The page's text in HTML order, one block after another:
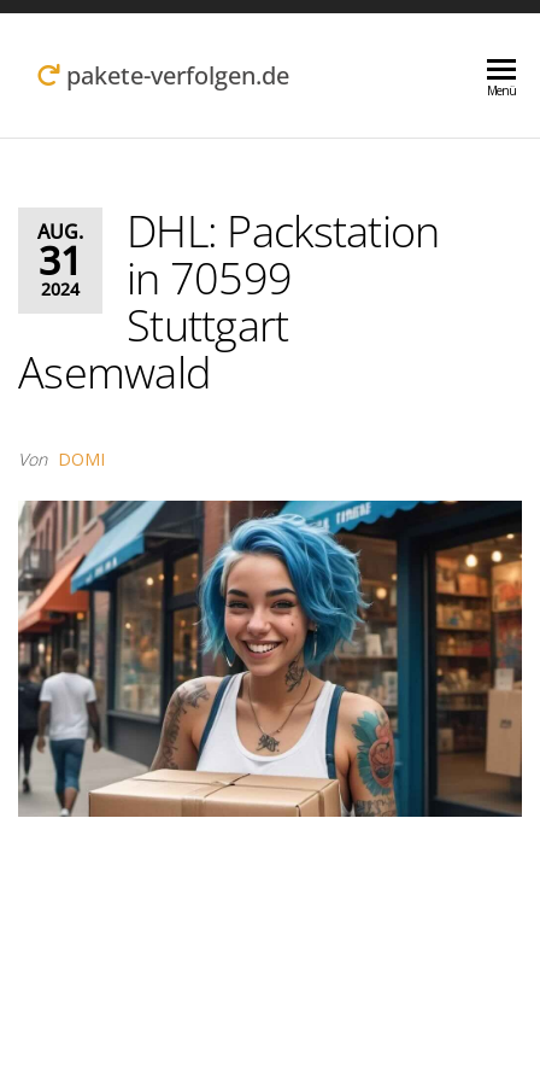
Zum
Inhalt pakete-verfolgen.de Menü
AUG.
31
2024
DHL: Packstation
in 70599
Stuttgart
Asemwald
Von DOMI